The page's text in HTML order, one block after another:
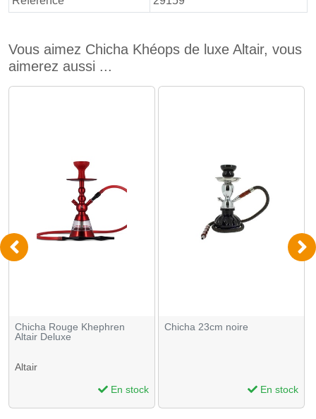
Vous aimez Chicha Khéops de luxe Altair, vous
aimerez aussi ...
Chicha Rouge Khephren
Altair Deluxe
Altair
En stock
Chicha 23cm noire
En stock